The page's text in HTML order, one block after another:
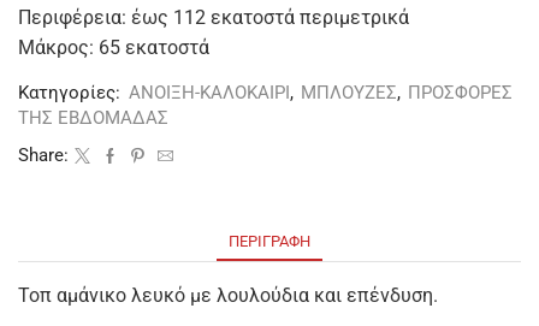
Περιφέρεια: έως 112 εκατοστά περιμετρικά
Μάκρος: 65 εκατοστά
Κατηγορίες: ΑΝΟΙΞΗ-ΚΑΛΟΚΑΙΡΙ , ΜΠΛΟΥΖΕΣ, ΠΡΟΣΦΟΡΕΣ
ΤΗΣ ΕΒΔΟΜΑΔΑΣ
Share:
ΠΕΡΙΓΡΑΦΉ
Τοπ αμάνικο λευκό με λουλούδια και επένδυση.